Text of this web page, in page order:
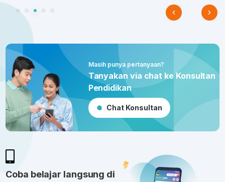
Masih punya pertanyaan?
Tanyakan via chat ke Konsultan
Pendidikan
Chat Konsultan
Coba belajar langsung di